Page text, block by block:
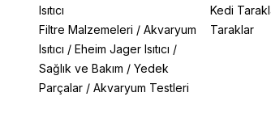
Isıtıcı
Filtre Malzemeleri / Akvaryum
Isıtıcı / Eheim Jager Isıtıcı /
Sağlık ve Bakım / Yedek
Parçalar / Akvaryum Testleri
Kedi
Taraklar